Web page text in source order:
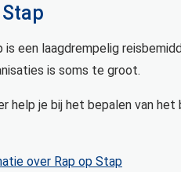
is een laagdrempelig
is soms te groot.
help je bij het bepalen van
over Rap op Stap